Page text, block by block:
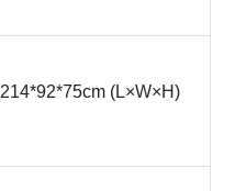
214*92*75cm (L×W×H)